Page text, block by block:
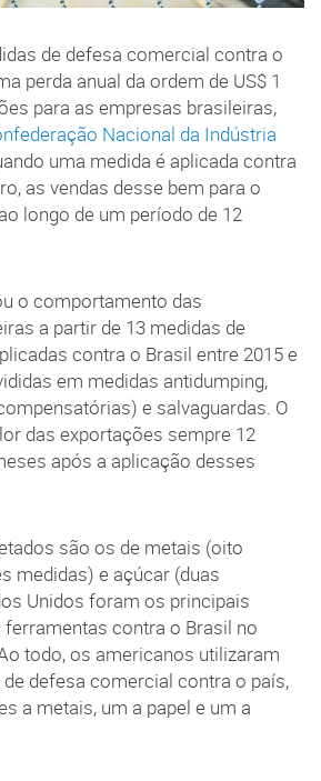
de defesa comercial contra o
perda anual da ordem de US$ 1
para as empresas brasileiras,
Nacional da Indústria
uma medida é aplicada contra
as vendas desse bem para o
longo de um período de 12
o comportamento das
a partir de 13 medidas de
contra o Brasil entre 2015 e
em medidas antidumping,
e salvaguardas. O
das exportações sempre 12
após a aplicação desses
são os de metais (oito
medidas) e açúcar (duas
Unidos foram os principais
contra o Brasil no
todo, os americanos utilizaram
defesa comercial contra o país,
a metais, um a papel e um a